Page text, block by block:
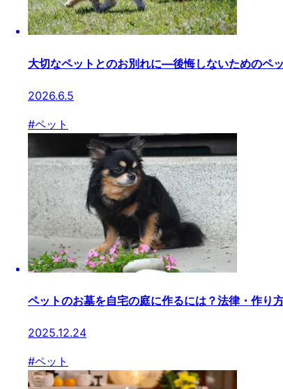
大切なペットとのお別れに―後悔しないためのペ
2026.6.5
#ペット
ペットのお墓を自宅の庭に作るには？法律・作り
2025.12.24
#ペット